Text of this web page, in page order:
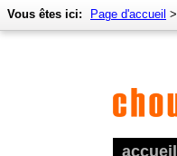
accueil
Vous êtes ici: Page d'accueil >